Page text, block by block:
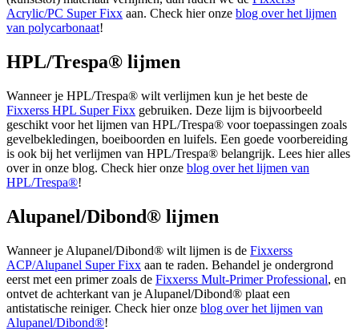
Acrylic/PC Super Fixx aan. Check hier onze blog over het lijmen
van polycarbonaat!
HPL/Trespa® lijmen
Wanneer je HPL/Trespa® wilt verlijmen kun je het beste de
Fixxerss HPL Super Fixx gebruiken. Deze lijm is bijvoorbeeld
geschikt voor het lijmen van HPL/Trespa® voor toepassingen zoals
gevelbekledingen, boeiboorden en luifels. Een goede voorbereiding
is ook bij het verlijmen van HPL/Trespa® belangrijk. Lees hier alles
over in onze blog. Check hier onze blog over het lijmen van
HPL/Trespa®!
Alupanel/Dibond® lijmen
Wanneer je Alupanel/Dibond® wilt lijmen is de Fixxerss
ACP/Alupanel Super Fixx aan te raden. Behandel je ondergrond
eerst met een primer zoals de Fixxerss Mult-Primer Professional, en
ontvet de achterkant van je Alupanel/Dibond® plaat een
antistatische reiniger. Check hier onze blog over het lijmen van
Alupanel/Dibond®!